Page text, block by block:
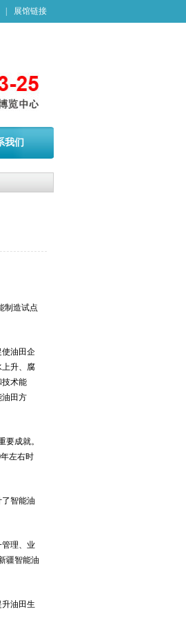
展馆链接
我们
制造试点
使油田企
上升、腐
技术能
油田方
成就。
左右时
智能油
理、业
疆智能油
油田生